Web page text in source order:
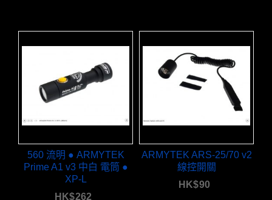
560 流明 ● ARMYTEK
Prime A1 v3 中白 電筒 ●
XP-L
HK$262
ARMYTEK ARS-25/70 v2
線控開關
HK$90